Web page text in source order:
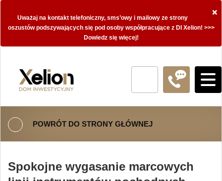
×
Uważaj na kontakt telefoniczny, sms’owy i mailowy ze strony
oszustów podszywających się pod osoby współpracujące z DI Xelion! >>>
Dowiedz się więcej!
POWRÓT DO STRONY GŁÓWNEJ
Spokojne wygasanie marcowych